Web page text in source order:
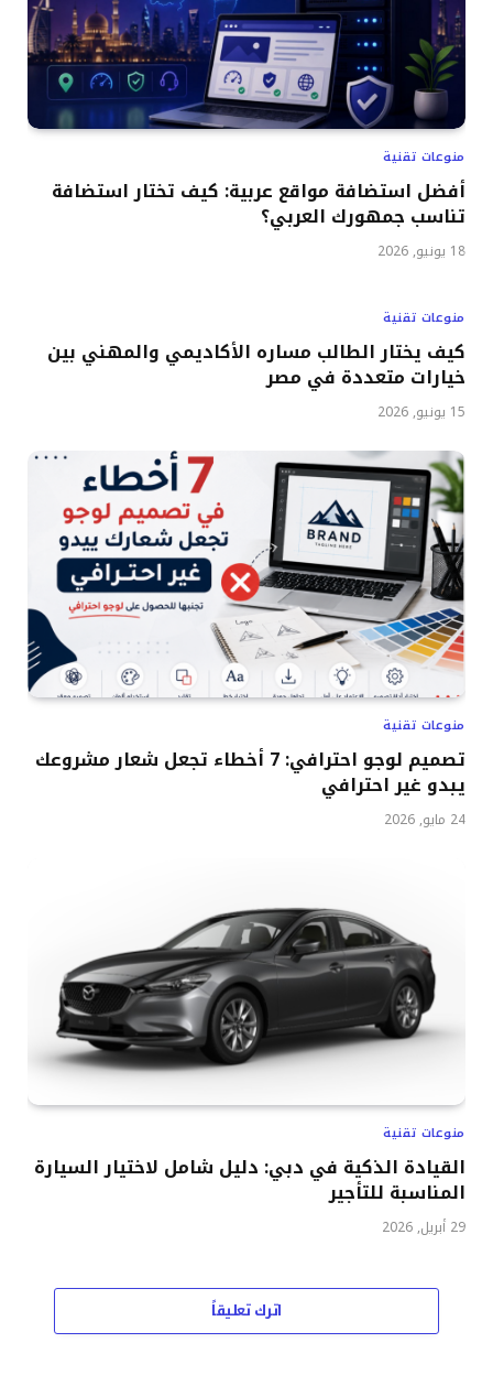
منوعات تقنية
أفضل استضافة مواقع عربية: كيف تختار استضافة
تناسب جمهورك العربي؟
18 يونيو, 2026
منوعات تقنية
كيف يختار الطالب مساره الأكاديمي والمهني بين
خيارات متعددة في مصر
15 يونيو, 2026
منوعات تقنية
تصميم لوجو احترافي: 7 أخطاء تجعل شعار مشروعك
يبدو غير احترافي
24 مايو, 2026
منوعات تقنية
القيادة الذكية في دبي: دليل شامل لاختيار السيارة
المناسبة للتأجير
29 أبريل, 2026
اترك تعليقاً